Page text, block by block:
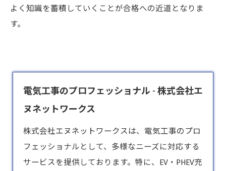
よく知識を蓄積していくことが合格への近道となりま
す。
電気工事のプロフェッショナル - 株式会社エ
ヌネットワークス
株式会社エヌネットワークスは、 電気工事のプロ
フェッショナルとして、多様なニーズに対応する
サービスを提供しております。特に、EV・PHEV充